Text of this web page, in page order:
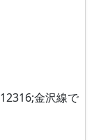
金沢線で